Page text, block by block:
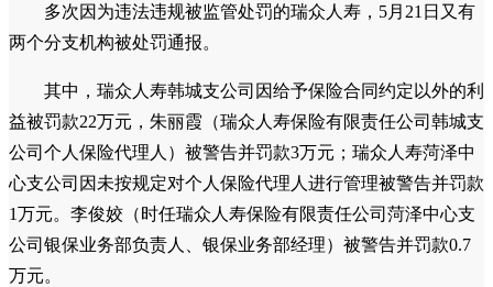
多次因为违法违规被监管处罚的瑞众人寿，5月21日又有
两个分支机构被处罚通报。
其中，瑞众人寿韩城支公司因给予保险合同约定以外的利
益被罚款22万元，朱丽霞（瑞众人寿保险有限责任公司韩城支
公司个人保险代理人）被警告并罚款3万元；瑞众人寿菏泽中
心支公司因未按规定对个人保险代理人进行管理被警告并罚款
1万元。李俊姣（时任瑞众人寿保险有限责任公司菏泽中心支
公司银保业务部负责人、银保业务部经理）被警告并罚款0.7
万元。